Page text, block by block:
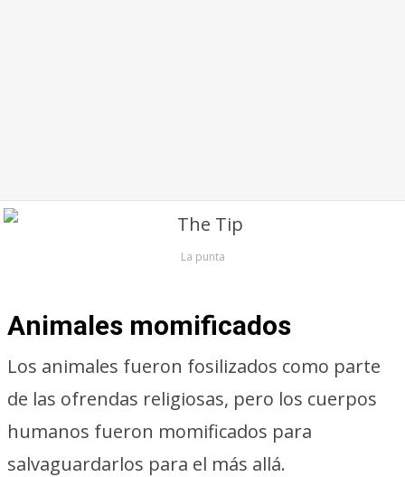
La punta
Animales momificados
Los animales fueron fosilizados como parte
de las ofrendas religiosas, pero los cuerpos
humanos fueron momificados para
salvaguardarlos para el más allá.